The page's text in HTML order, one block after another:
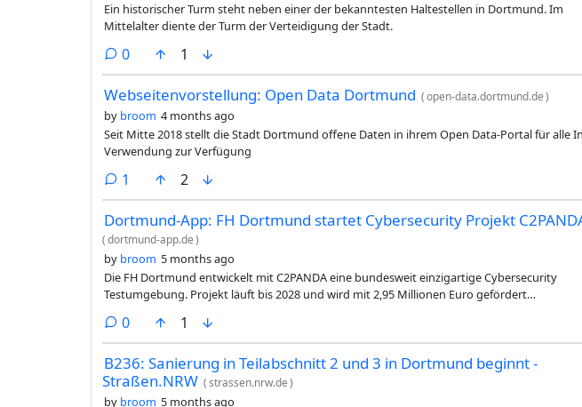
Ein historischer Turm steht neben einer der bekanntesten Haltestellen in Dortmund. Im
Mittelalter diente der Turm der Verteidigung der Stadt.
0comments
1
Webseitenvorstellung: Open Data Dortmund (open-data.dortmund.de)
by broom 4 months ago
Seit Mitte 2018 stellt die Stadt Dortmund offene Daten in ihrem Open Data-Portal für alle
Verwendung zur Verfügung
1 comment
2
Dortmund-App: FH Dortmund startet Cybersecurity Projekt
(dortmund-app.de)
by broom 5 months ago
Die FH Dortmund entwickelt mit C2PANDA eine bundesweit einzigartige Cybersecurity
Testumgebung. Projekt läuft bis 2028 und wird mit 2,95 Millionen Euro gefördert…
0comments
1
B236: Sanierung in Teilabschnitt 2 und 3 in Dortmund beginnt -
Straßen.NRW (strassen.nrw.de)
by broom 5 months ago